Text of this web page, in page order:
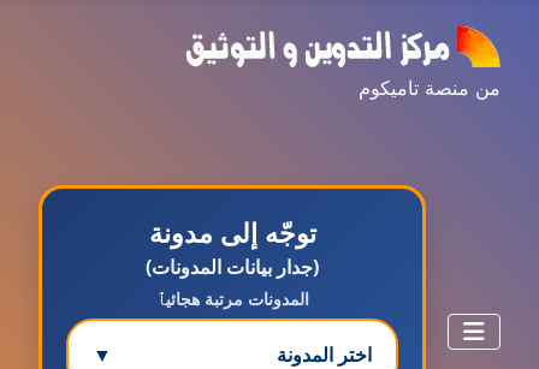
من منصة تاميكوم
توجّه إلى مدونة
(جدار بيانات المدونات)
المدونات مرتبة هجائيٱ
اختر المدونة ▼